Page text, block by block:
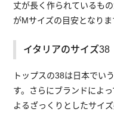
丈が長く作られているも
がMサイズの目安となりま
イタリアのサイズ38
トップスの38は日本でい
す。さらにブランドによ
よるざっくりとしたサイ